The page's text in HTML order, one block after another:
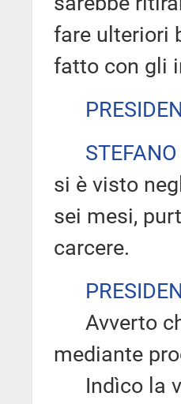
fare ulteriori
fatto con gli
si è visto
sei mesi,
carcere.
Avverto
mediante
Indìco la